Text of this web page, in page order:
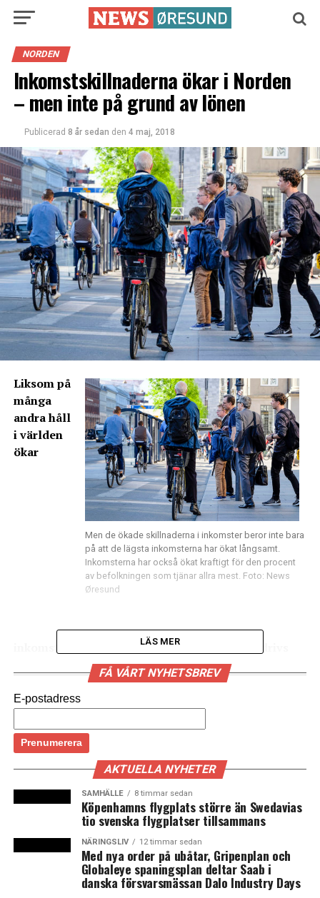
NORDEN
Inkomstskillnaderna ökar i Norden
– men inte på grund av lönen
Publicerad 8 år sedan den 4 maj, 2018
Men de ökade skillnaderna i inkomster beror inte bara
på att de lägsta inkomsterna har ökat långsamt.
Inkomsterna har också ökat kraftigt för den procent
av befolkningen som tjänar allra mest. Foto: News
Øresund
Liksom på
många
andra håll
i världen
ökar
inkomstskillnaderna i Norden. Utvecklingen drivs
framförallt av att skatte- och bidragssystemen har
blivit mindre omfördelande. Det slår Nordiska
ministerrådet fast i rapporten
Inkomstskillnaderna har historiskt varit små i Norden.
Men de senaste decennierna har de ökat snabbare i
Sverige, Finland och Danmark än genomsnittet i OECD.
I Norden beror utvecklingen framförallt på att skatte-
och bidragssystemen har blivit mindre omfördelande,
enligt rapporten från Nordiska ministerrådet. Det
hänger ihop med att olika bidrag inte har ökat i samma
takt som lönerna.
LÄS MER
FÅ VÅRT NYHETSBREV
E-postadress
AKTUELLA NYHETER
SAMHÄLLE 8 timmar sedan
Köpenhamns flygplats större än Swedavias
tio svenska flygplatser tillsammans
NÄRINGSLIV 12 timmar sedan
Med nya order på ubåtar, Gripenplan och
Globaleye spaningsplan deltar Saab i
danska försvarsmässan Dalo Industry Days